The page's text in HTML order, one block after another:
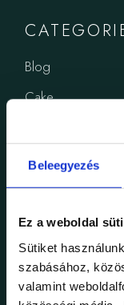
Beleegyezés
Ez a weboldal
Sütiket
szabásához,
valamint
Blog
Cake
Dining
Gastronomy
Korábbi
Restaurant
Uncategorized